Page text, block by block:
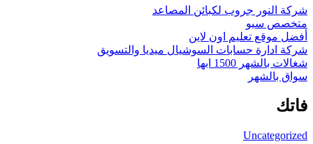
شركة النور جروب لكبائن المصاعد
متخصص سيو
أفضل موقع تعليم اون لاين
شركة ادارة حسابات السوشيال ميديا والتسويق
شغالات بالشهر 1500 ابها
سواق بالشهر
فاتك
Uncategorized